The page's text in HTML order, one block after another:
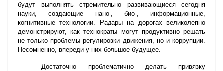
будут выполнять стремительно развивающиеся сегодня
науки, создающие нано-, био-, информационные,
когнитивные технологии. Радары на дорогах великолепно
демонстрируют, как технократы могут продуктивно решать
не только проблемы регулировки движения, но и коррупции.
Несомненно, впереди у них большое будущее.
Достаточно проблематично делать привязку